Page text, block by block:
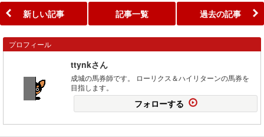
新しい記事 記事一覧 過去の記事
プロフィール
ttynkさん
成城の馬券師です。 ローリクス＆ハイリターンの馬券を
目指します。
フォローする